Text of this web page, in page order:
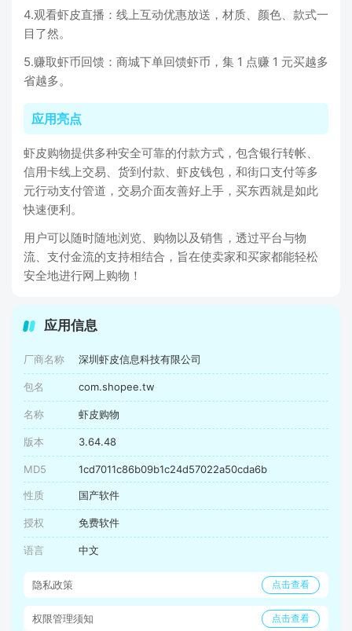
4.观看虾皮直播：线上互动优惠放送，材质、颜色、款式一
目了然。
5.赚取虾币回馈：商城下单回馈虾币，集 1 点赚 1 元买越多
省越多。
应用亮点
虾皮购物提供多种安全可靠的付款方式，包含银行转帐、
信用卡线上交易、货到付款、虾皮钱包，和街口支付等多
元行动支付管道，交易介面友善好上手，买东西就是如此
快速便利。
用户可以随时随地浏览、购物以及销售，透过平台与物
流、支付金流的支持相结合，旨在使卖家和买家都能轻松
安全地进行网上购物！
应用信息
厂商名称 深圳虾皮信息科技有限公司
包名 com.shopee.tw
名称 虾皮购物
版本 3.64.48
MD5 1cd7011c86b09b1c24d57022a50cda6b
性质 国产软件
授权 免费软件
语言 中文
隐私政策 点击查看
权限管理须知 点击查看